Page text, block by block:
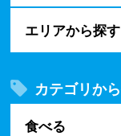
エリアから探す
カテゴリか
食べる